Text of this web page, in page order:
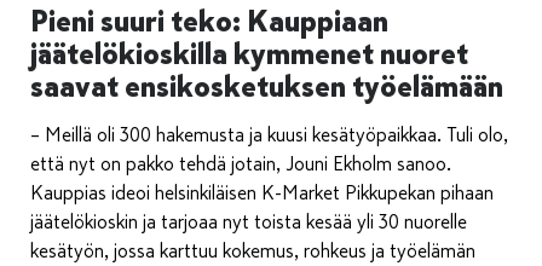
Pieni suuri teko: Kauppiaan
jäätelökioskilla kymmenet nuoret
saavat ensikosketuksen työelämään
– Meillä oli 300 hakemusta ja kuusi kesätyöpaikkaa. Tuli olo,
että nyt on pakko tehdä jotain, Jouni Ekholm sanoo.
Kauppias ideoi helsinkiläisen K-Market Pikkupekan pihaan
jäätelökioskin ja tarjoaa nyt toista kesää yli 30 nuorelle
kesätyön, jossa karttuu kokemus, rohkeus ja työelämän